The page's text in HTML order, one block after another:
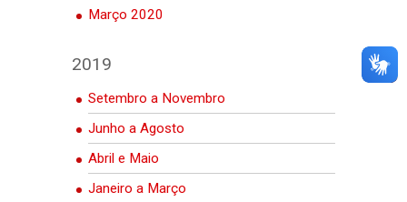
Março 2020
2019
Setembro a Novembro
Junho a Agosto
Abril e Maio
Janeiro a Março